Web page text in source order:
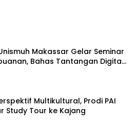
Unismuh Makassar Gelar Seminar
Bahas Tantangan Digital
Lokal
Multikultural, Prodi PAI
Study Tour ke Kajang